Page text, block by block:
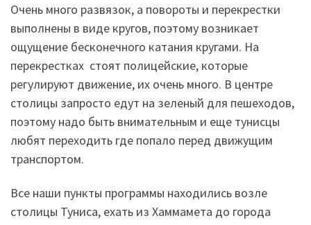
Очень много развязок, а повороты и перекрестки
выполнены в виде кругов, поэтому возникает
ощущение бесконечного катания кругами. На
перекрестках стоят полицейские, которые
регулируют движение, их очень много. В центре
столицы запросто едут на зеленый для пешеходов,
поэтому надо быть внимательным и еще тунисцы
любят переходить где попало перед движущим
транспортом.
Все наши пункты программы находились возле
столицы Туниса, ехать из Хаммамета до города